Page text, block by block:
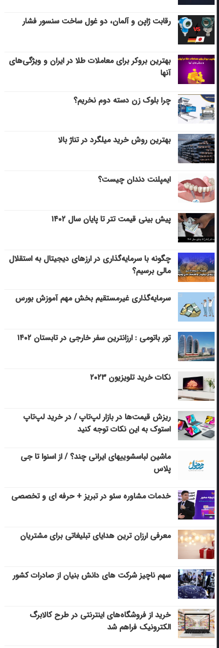
رقابت ژاپن و آلمان، دو غول ساخت سنسور فشار
بهترین بروکر برای معاملات طلا در ایران و ویژگی‌های
آنها
چرا بلوک زن دسته دوم نخریم؟
بهترین روش خرید میلگرد در تناژ بالا
ایمپلنت دندان چیست؟
پیش بینی قیمت تتر تا پایان سال ۱۴۰۲
چگونه با سرمایه‌گذاری در ارزهای دیجیتال به استقلال
مالی برسیم؟
سرمایه‌گذاری غیرمستقیم بخش مهم آموزش بورس
تور باتومی : ارزانترین سفر خارجی در تابستان ۱۴۰۲
نکات خرید تلویزیون ۲۰۲۳
ریزش قیمت‌ها در بازار لپ‌تاپ / در خرید لپ‌تاپ
استوک به این نکات توجه کنید
ماشین لباسشویی‎های ایرانی چند؟ / از اسنوا تا جی
پلاس
خدمات مشاوره سئو در تبریز + حرفه ای و تخصصی
معرفی ارزان ترین هدایای تبلیغاتی برای مشتریان
سهم ناچیز شرکت های دانش بنیان از صادرات کشور
خرید از فروشگاه‌های اینترنتی در طرح کالابرگ
الکترونیک فراهم شد